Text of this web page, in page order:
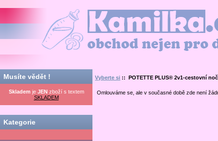
Kamilka.cz - obchod nejen pro děti
Musíte vědět !
Skladem je JENzboží s textem
SKLADEM
Kategorie
Vyberte si :: POTETTE PLUS® 2v1-cestovní
Omlouváme se, ale v současné době zde není